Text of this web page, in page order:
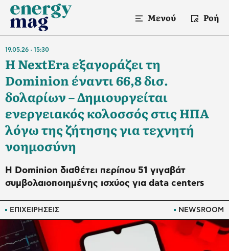
Μενού Ροή
ΕΠΙΧΕΙΡΗΣΕΙΣ NEWSROOM
19.05.26 15:30
Η NextEra εξαγοράζει τη
Dominion έναντι 66,8 δισ.
δολαρίων – Δημιουργείται
ενεργειακός κολοσσός στις ΗΠΑ
λόγω της ζήτησης για τεχνητή
νοημοσύνη
Η Dominion διαθέτει περίπου 51 γιγαβάτ
συμβολαιοποιημένης ισχύος για data centers